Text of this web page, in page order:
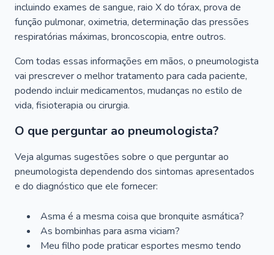
incluindo exames de sangue, raio X do tórax, prova de
função pulmonar, oximetria, determinação das pressões
respiratórias máximas, broncoscopia, entre outros.
Com todas essas informações em mãos, o pneumologista
vai prescrever o melhor tratamento para cada paciente,
podendo incluir medicamentos, mudanças no estilo de
vida, fisioterapia ou cirurgia.
O que perguntar ao pneumologista?
Veja algumas sugestões sobre o que perguntar ao
pneumologista dependendo dos sintomas apresentados
e do diagnóstico que ele fornecer:
Asma é a mesma coisa que bronquite asmática?
As bombinhas para asma viciam?
Meu filho pode praticar esportes mesmo tendo